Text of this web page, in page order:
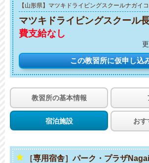
【山形県】マツキドライビングスクールナガイ
マツキドライビングスクール
費支給なし
この教習所に仮申し込
教習所の基本情報
宿泊施設 おす
［専用宿舎］パーク・プラザNagai